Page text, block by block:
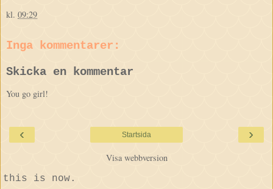
kl. 09:29
Inga kommentarer:
Skicka en kommentar
You go girl!
‹ ›
Startsida
Visa webbversion
this is now.